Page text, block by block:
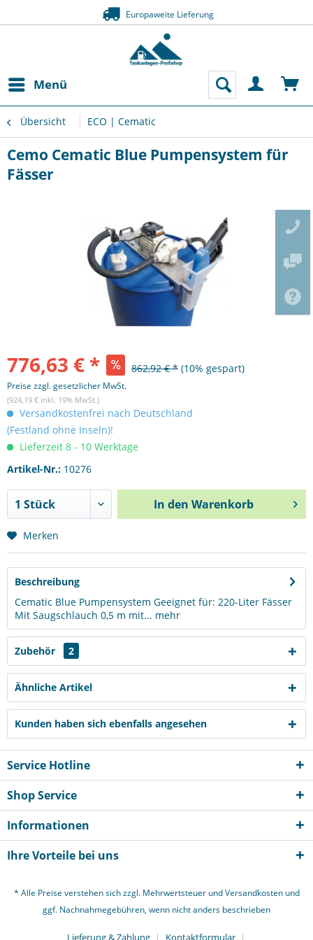
Europaweite Lieferung
Menü
Übersicht ECO | Cematic
Cemo Cematic Blue Pumpensystem für
Fässer
776,63 € * 862,92 € * (10% gespart)
Preise zzgl. gesetzlicher MwSt.
(924,19 € inkl. 19% MwSt.)
Versandkostenfrei nach Deutschland
(Festland ohne Inseln)!
Lieferzeit 8 - 10 Werktage
Artikel-Nr.: 10276
In den Warenkorb
Merken
Beschreibung
Cematic Blue Pumpensystem Geeignet für: 220-Liter Fässer
Mit Saugschlauch 0,5 m mit... mehr
Zubehör 2
Ähnliche Artikel
Kunden haben sich ebenfalls angesehen
Service Hotline
Shop Service
Informationen
Ihre Vorteile bei uns
* Alle Preise verstehen sich zzgl. Mehrwertsteuer undVersandkostenund
ggf. Nachnahmegebühren, wenn nicht anders beschrieben
Lieferung & Zahlung Kontaktformular